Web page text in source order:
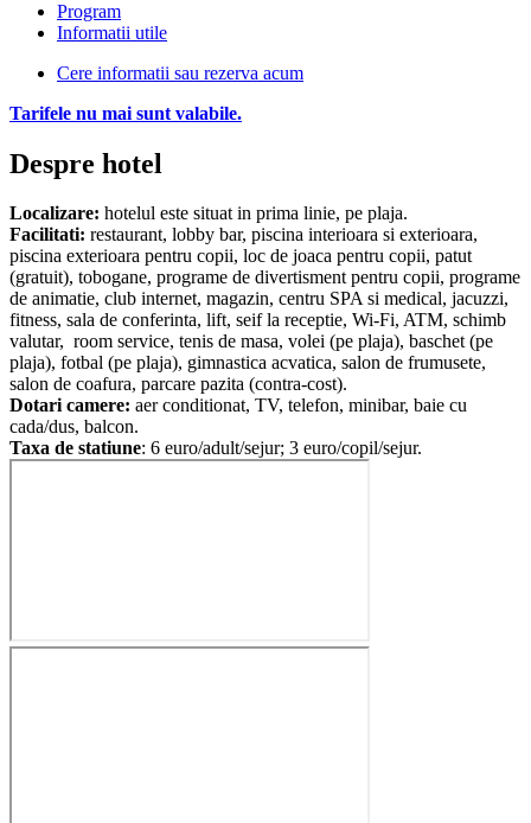
Program
Informatii utile
Cere informatii sau rezerva acum
Tarifele nu mai sunt valabile.
Despre hotel
Localizare: hotelul este situat in prima linie, pe plaja.
Facilitati: restaurant, lobby bar, piscina interioara si exterioara,
piscina exterioara pentru copii, loc de joaca pentru copii, patut
(gratuit), tobogane, programe de divertisment pentru copii, programe
de animatie, club internet, magazin, centru SPA si medical, jacuzzi,
fitness, sala de conferinta, lift, seif la receptie, Wi-Fi, ATM, schimb
valutar, room service, tenis de masa, volei (pe plaja), baschet (pe
plaja), fotbal (pe plaja), gimnastica acvatica, salon de frumusete,
salon de coafura, parcare pazita (contra-cost).
Dotari camere: aer conditionat, TV, telefon, minibar, baie cu
cada/dus, balcon.
Taxa de statiune: 6 euro/adult/sejur; 3 euro/copil/sejur.